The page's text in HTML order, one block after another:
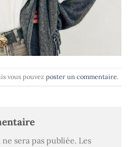
vous pouvez poster un commentaire.
sera pas publiée. Les